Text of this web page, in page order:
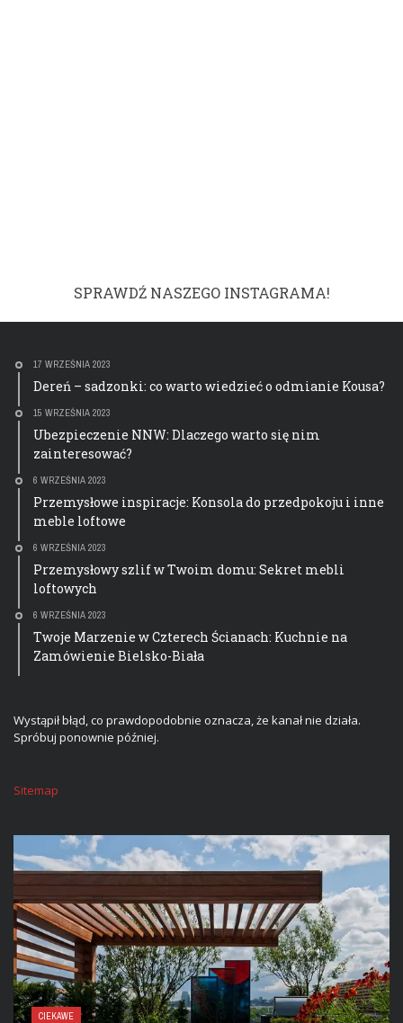
SPRAWDŹ NASZEGO INSTAGRAMA!
17 WRZEŚNIA 2023
Dereń – sadzonki: co warto wiedzieć o odmianie Kousa?
15 WRZEŚNIA 2023
Ubezpieczenie NNW: Dlaczego warto się nim
zainteresować?
6 WRZEŚNIA 2023
Przemysłowe inspiracje: Konsola do przedpokoju i inne
meble loftowe
6 WRZEŚNIA 2023
Przemysłowy szlif w Twoim domu: Sekret mebli
loftowych
6 WRZEŚNIA 2023
Twoje Marzenie w Czterech Ścianach: Kuchnie na
Zamówienie Bielsko-Biała
Wystąpił błąd, co prawdopodobnie oznacza, że kanał nie działa.
Spróbuj ponownie później.
Sitemap
CIEKAWE